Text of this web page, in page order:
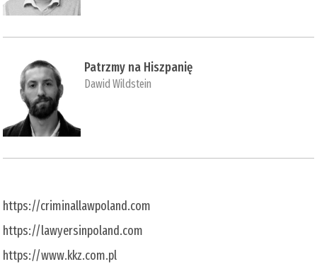
Patrzmy na Hiszpanię
Dawid Wildstein
https://criminallawpoland.com
https://lawyersinpoland.com
https://www.kkz.com.pl